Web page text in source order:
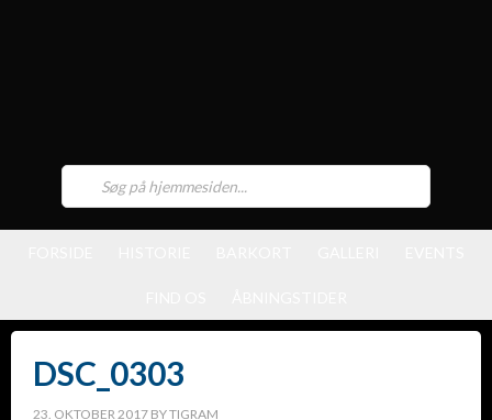
DSC_0303
23. OKTOBER 2017 BYTIGRAM